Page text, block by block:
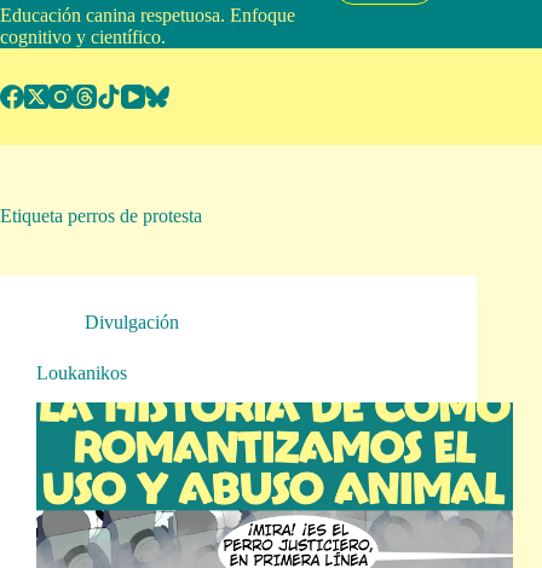
Educación canina respetuosa. Enfoque
cognitivo y científico.
Etiqueta perros de protesta
Divulgación
Loukanikos